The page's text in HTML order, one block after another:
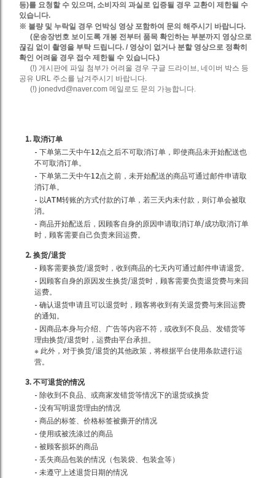
등)를 요청할 수 있으며, 소비자의 과실로 입증될 경우 교환이 제한될 수
있습니다.
※ 불량 및 누락일 경우 언박싱 영상 포함하여 문의 해주시기 바랍니다.
(운송장번호 보이도록 개봉 전부터 품목 확인하는 부분까지 영상으로
끊김 없이 촬영을 부탁 드립니다. / 영상이 없거나 분할 영상으로 정확히
확인 어려울 경우 접수 제한될 수 있습니다.)
(!) 게시판에 파일 첨부가 어려울 경우 구글 드라이브, 네이버 박스 등
공유 URL 주소를 남겨주시기 바랍니다.
(!) jonedvd@naver.com 메일로도 문의 가능합니다.
1. 取消订单
- 下单第二天中午12点之后不可取消订单，即使商品未开始配送也
不可取消订单。
- 下单第二天中午12点之前，未开始配送的商品可通过邮件申请取
消订单。
- 以ATM转账的方式付款的订单，若三天内未付款，则订单会被取
消。
- 商品开始配送后，因顾客自身的原因申请取消订单/成功取消订单
时，顾客需要自己负责来回运费。
2. 换货/退货
- 顾客需要换货/退货时，收到商品的七天内可通过邮件申请退货。
- 因顾客自身的原因发生换货/退货时，顾客需要负责退货费与来回
运费。
- 确认退货申请且可以退货时，顾客将收到有关退货费与来回运费
的通知。
- 因商品本身与介绍、广告等内容不符，或收到不良品、发错货等
理由换货/退货时，运费由平台承担。
※ 此外，对于换货/退货的其他政策，将根据平台使用条款进行运
营。
3. 不可退货的情况
- 除收到不良品、或商家发错货等情况下的退货或换货
- 没有写明退货理由的情况
- 商品的标签、价格标签被撕开的情况
- 使用或被洗涤过的商品
- 被顾客损坏的商品
- 丢失商品包装的情况（包装袋、包装盒等）
- 未遵守上述退货日期的情况